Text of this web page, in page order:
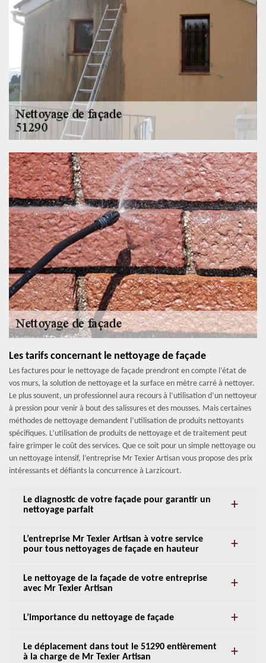
Les tarifs concernant le nettoyage de façade
Les factures pour le nettoyage de façade prendront en compte l’état de
vos murs, la solution de nettoyage et la surface en mètre carré à nettoyer.
Le plus souvent, un professionnel aura recours à l’utilisation d’un nettoyeur
à pression pour venir à bout des salissures et des mousses. Mais certaines
méthodes de nettoyage demandent l’utilisation de produits nettoyants
spécifiques. L’utilisation de produits de nettoyage et de traitement peut
faire grimper le coût des services. Que ce soit pour un simple nettoyage ou
un nettoyage intensif, l’entreprise Mr Texier Artisan vous propose des prix
intéressants et défiants la concurrence à Larzicourt.
Le diagnostic de votre façade pour garantir un
nettoyage parfait
L’entreprise Mr Texier Artisan à votre service
pour tous nettoyages de façade en hauteur
Le nettoyage de la façade de votre entreprise
avec Mr Texier Artisan
L’importance du nettoyage de façade
Le déplacement dans tout le 51290 entièrement
à la charge de Mr Texier Artisan